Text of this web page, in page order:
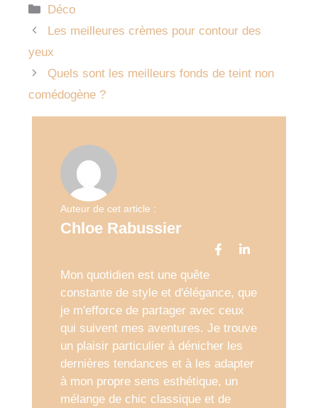
Catégories
Déco
Les meilleures crèmes pour contour des
yeux
Quels sont les meilleurs fonds de teint non
comédogène ?
Auteur de cet article :
Chloe Rabussier
Mon quotidien est une quête
constante de style et d'élégance, que
je m'efforce de partager avec ceux
qui suivent mes aventures. Je trouve
un plaisir particulier à dénicher les
dernières tendances et à les adapter
à mon propre sens esthétique, un
mélange de chic classique et de